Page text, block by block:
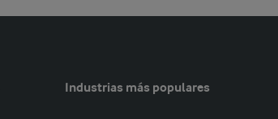
Industrias más populares